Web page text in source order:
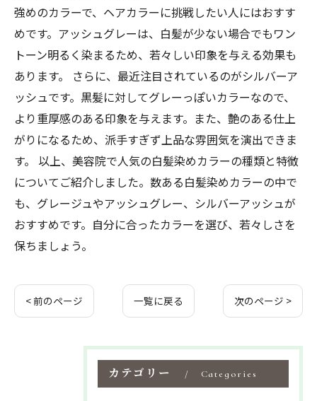
強めのカラーで、ヘアカラーに挑戦したい人にはおすす
めです。アッシュグレーは、白髪が少ない場合でもワン
トーン明るく染まるため、若々しい印象を与える効果も
あります。 さらに、最近注目されているのがシルバーア
ッシュです。黒髪に対してグレーっぽいカラーなので、
より重厚感のある印象を与えます。また、艶のある仕上
がりになるため、派手すぎず上品な雰囲気を演出できま
す。 以上、美容院で人気の白髪染めカラーの種類と特徴
についてご紹介しました。数ある白髪染めカラーの中で
も、グレージュやアッシュグレー、シルバーアッシュが
おすすめです。自分に合ったカラーを選び、若々しさを
保ちましょう。
< 前のページ 一覧に戻る 次のページ >
カテゴリー Categories